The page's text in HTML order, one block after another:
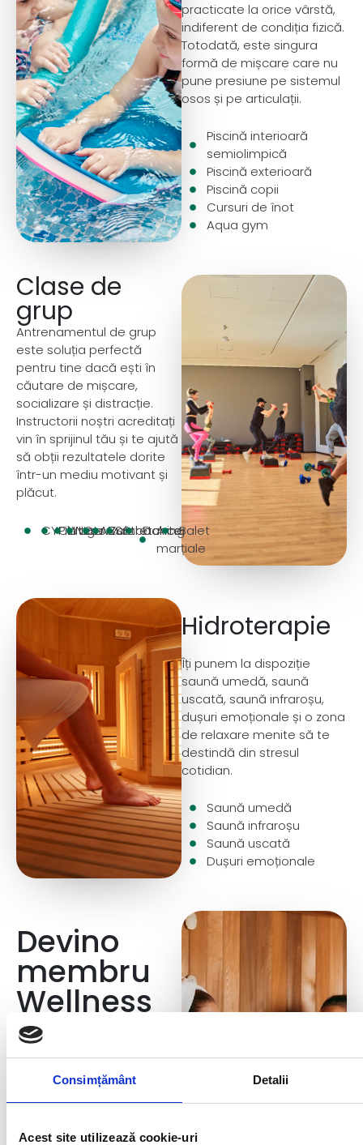
Consimțământ Detalii
Acest site utilizează cookie-uri
practicate la orice vârstă,
indiferent de condiția fizică.
Totodată, este singura
formă de mișcare care nu
pune presiune pe sistemul
osos și pe articulații.
Piscină interioară
semiolimpică
Piscină exterioară
Piscină copii
Cursuri de înot
Aqua gym
Clase de
grup
Antrenamentul de grup
este soluția perfectă
pentru tine dacă ești în
căutare de mișcare,
socializare și distracție.
Instructorii noștri acreditați
vin în sprijinul tău și te ajută
să obții rezultatele dorite
într-un mediu motivant și
plăcut.
CYCLING
Pilates
Yoga
Intervals
ABS
Zumba
Stretching
Dance
Arte
marțiale
Balet
Hidroterapie
Îți punem la dispoziție
saună umedă, saună
uscată, saună infraroșu,
dușuri emoționale și o zona
de relaxare menite să te
destindă din stresul
cotidian.
Saună umedă
Saună infraroșu
Saună uscată
Dușuri emoționale
Devino
membru
Wellness
Club
Wellness Club by
Alege abonamentul potrivit